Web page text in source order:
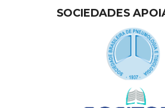
SOCIEDADES